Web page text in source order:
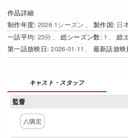
みん
作品詳細
制作年度 2026 1シーズン 製作国 日
一話平均 23 総シーズン数 1 総
第一話放映日 2026-01-11 最新話放映
監督
八隅宏